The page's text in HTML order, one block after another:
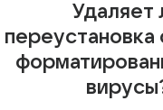
Удаляет
переустановка